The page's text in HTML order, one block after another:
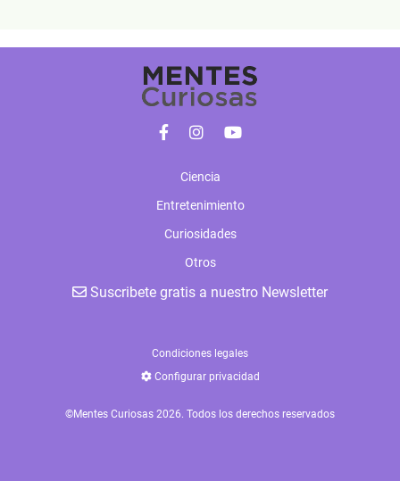
Ciencia
Entretenimiento
Curiosidades
Otros
Suscribete gratis a nuestro Newsletter
Condiciones legales
Configurar privacidad
©Mentes Curiosas 2026. Todos los derechos reservados